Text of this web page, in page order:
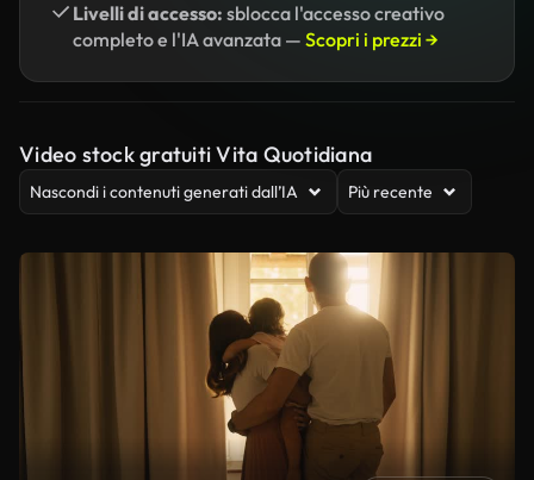
Livelli di accesso: sblocca l'accesso creativo
completo e l'IA avanzata — Scopri i prezzi →
Video stock gratuiti Vita Quotidiana
Nascondi i contenuti generati dall’IA Più recente